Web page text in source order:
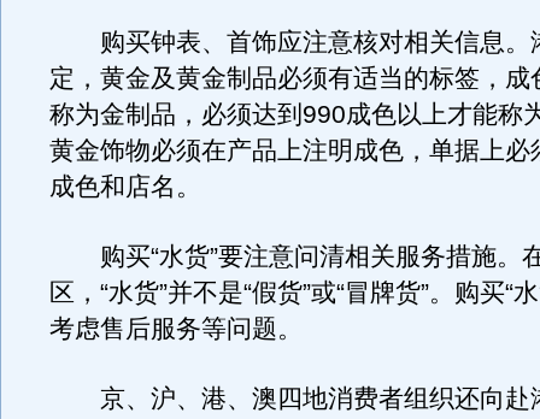
购买钟表、首饰应注意核对相关信息。
定，黄金及黄金制品必须有适当的标签，成
称为金制品，必须达到990成色以上才能称
黄金饰物必须在产品上注明成色，单据上必
成色和店名。
购买“水货”要注意问清相关服务措施。
区，“水货”并不是“假货”或“冒牌货”。购买“
考虑售后服务等问题。
京、沪、港、澳四地消费者组织还向赴